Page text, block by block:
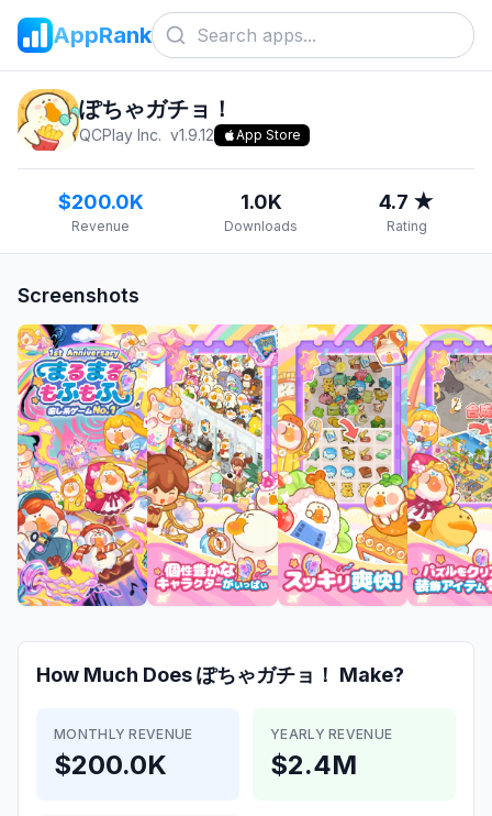
AppRank
ぽちゃガチョ！
QCPlay Inc. v1.9.12 App Store
$200.0K
Revenue
1.0K
Downloads
4.7 ★
Rating
Screenshots
How Much Doesぽちゃガチョ！ Make?
MONTHLY REVENUE
$200.0K
YEARLY REVENUE
$2.4M